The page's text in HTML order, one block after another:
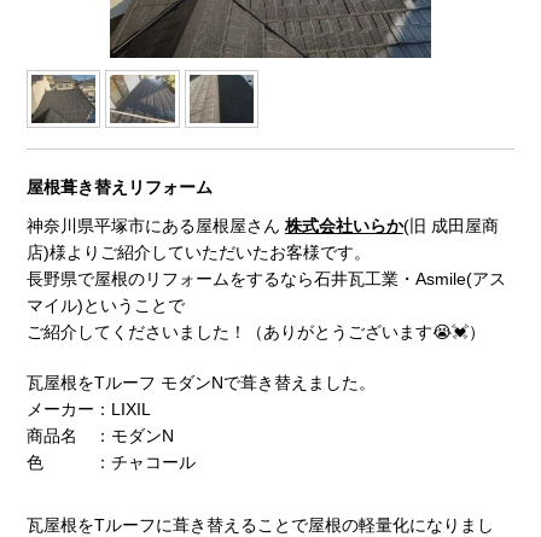
屋根葺き替えリフォーム
神奈川県平塚市にある屋根屋さん 株式会社いらか(旧 成田屋商
店)様よりご紹介していただいたお客様です。
長野県で屋根のリフォームをするなら石井瓦工業・Asmile(アス
マイル)ということで
ご紹介してくださいました！（ありがとうございます😭💓）
瓦屋根をTルーフ モダンNで葺き替えました。
メーカー：LIXIL
商品名 ：モダンN
色 ：チャコール
瓦屋根をTルーフに葺き替えることで屋根の軽量化になりまし